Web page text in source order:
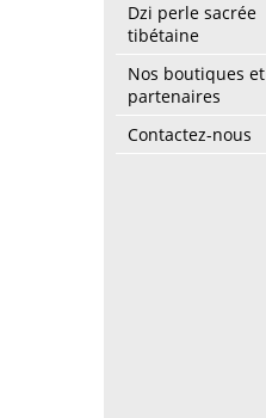
Dzi perle sacrée
tibétaine
Nos boutiques et
partenaires
Contactez-nous